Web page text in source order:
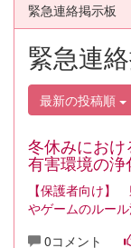
緊急連絡掲示板
緊急連
最新の投稿順
冬休みにお
有害環境の浄
【保護者向け
やゲームのルー
0コメント